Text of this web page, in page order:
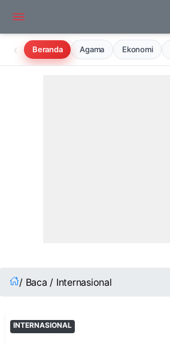
‹ Beranda Agama Ekonomi
/ Baca / Internasional
INTERNASIONAL